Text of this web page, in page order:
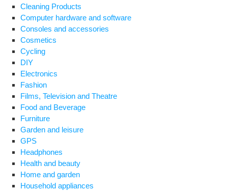
Cleaning Products
Computer hardware and software
Consoles and accessories
Cosmetics
Cycling
DIY
Electronics
Fashion
Films, Television and Theatre
Food and Beverage
Furniture
Garden and leisure
GPS
Headphones
Health and beauty
Home and garden
Household appliances